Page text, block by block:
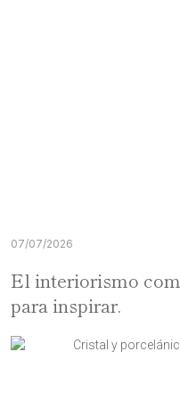
07/07/2026
El interiorismo
para inspirar.